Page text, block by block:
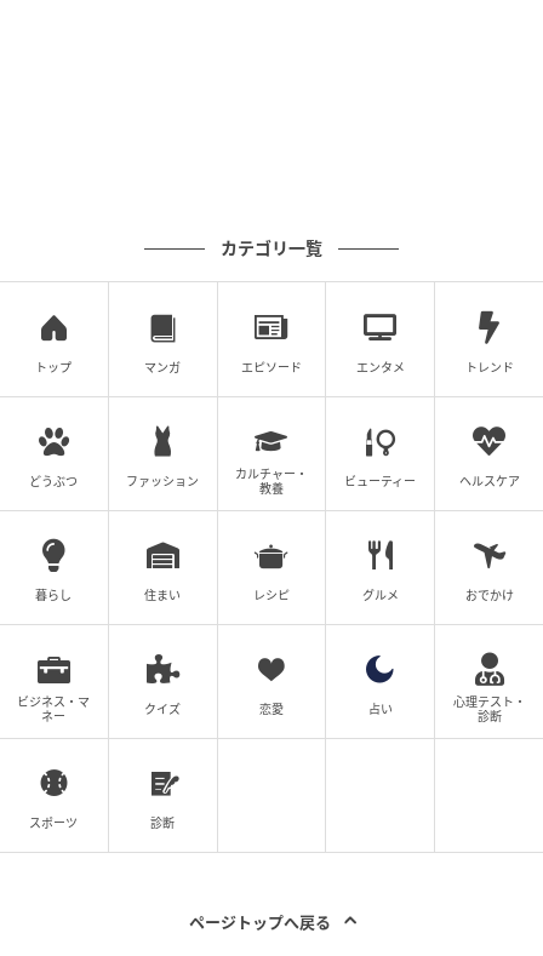
カテゴリ一覧
トップ マンガ エピソード エンタメ トレンド
どうぶつ ファッション
カルチャー・
教養
ビューティー ヘルスケア
暮らし 住まい レシピ グルメ おでかけ
ビジネス・マ
ネー
クイズ 恋愛 占い
心理テスト・
診断
スポーツ 診断
ページトップへ戻る